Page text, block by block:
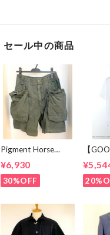
セール中の商品
Pigment Horse
Shorts Olive
¥6,930
30%OFF
【
Logo
White